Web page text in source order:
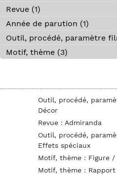
Revue (1)
Année de parution (1)
Motif, thème (3)
Outil, procédé,
Décor
Revue : Admiranda
Outil, procédé,
Effets spéciaux
Motif, thème : Figure /
Motif, thème :